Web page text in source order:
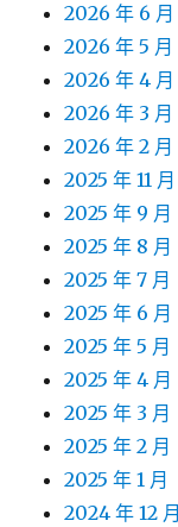
2026 年 6 月
2026 年 5 月
2026 年 4 月
2026 年 3 月
2026 年 2 月
2025 年 11 月
2025 年 9 月
2025 年 8 月
2025 年 7 月
2025 年 6 月
2025 年 5 月
2025 年 4 月
2025 年 3 月
2025 年 2 月
2025 年 1 月
2024 年 12 月